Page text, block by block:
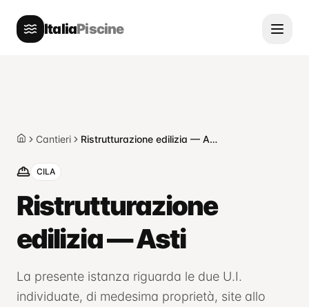
ItaliaPiscine
HomeCantieri Ristrutturazione edilizia — Asti
CILA
Ristrutturazione
edilizia — Asti
La presente istanza riguarda le due U.I.
individuate, di medesima proprietà, site allo